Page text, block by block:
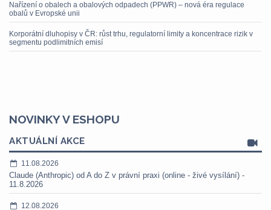
Nařízení o obalech a obalových odpadech (PPWR) – nová éra regulace
obalů v Evropské unii
Korporátní dluhopisy v ČR: růst trhu, regulatorní limity a koncentrace rizik v
segmentu podlimitních emisí
NOVINKY V ESHOPU
AKTUÁLNÍ AKCE
11.08.2026
Claude (Anthropic) od A do Z v právní praxi (online - živé vysílání) -
11.8.2026
12.08.2026